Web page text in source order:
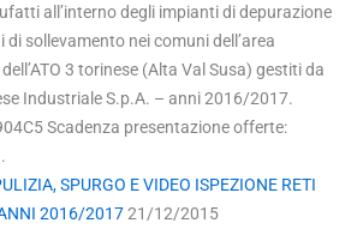
all’interno degli impianti di depurazione
di sollevamento nei comuni dell’area
3 torinese (Alta Val Susa) gestiti da
Industriale S.p.A. – anni 2016/2017.
Scadenza presentazione offerte:
SPURGO E VIDEO ISPEZIONE RETI
2016/201721/12/2015